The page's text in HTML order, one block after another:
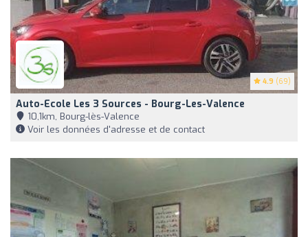
4.9 (69)
Auto-Ecole Les 3 Sources - Bourg-Les-Valence
10,1km, Bourg-lès-Valence
Voir les données d'adresse et de contact